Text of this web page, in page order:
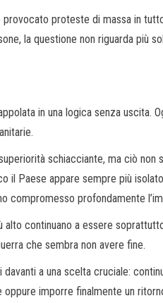
provocato proteste di massa in
la questione non riguarda più
in una logica senza uscita.
schiacciante, ma ciò
il Paese appare sempre più
compromesso profondamente
continuano a essere
che sembra non avere fine.
a una scelta cruciale:
imporre finalmente un